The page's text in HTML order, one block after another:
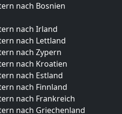
nach Bosnien
nach Irland
nach Lettland
nach Zypern
nach Kroatien
nach Estland
nach Finnland
nach Frankreich
nach Griechenland